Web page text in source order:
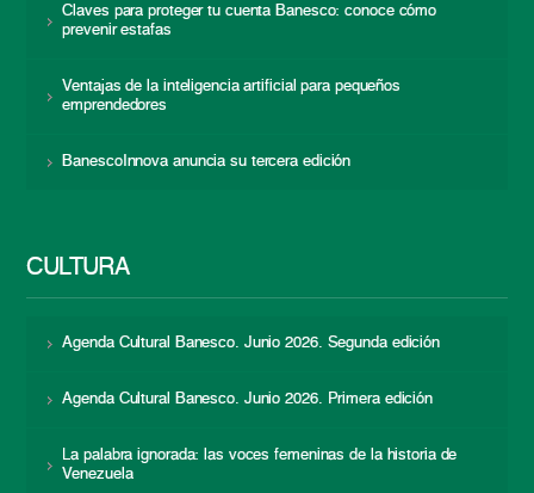
Claves para proteger tu cuenta Banesco: conoce cómo
prevenir estafas
Ventajas de la inteligencia artificial para pequeños
emprendedores
BanescoInnova anuncia su tercera edición
CULTURA
Agenda Cultural Banesco. Junio 2026. Segunda edición
Agenda Cultural Banesco. Junio 2026. Primera edición
La palabra ignorada: las voces femeninas de la historia de
Venezuela